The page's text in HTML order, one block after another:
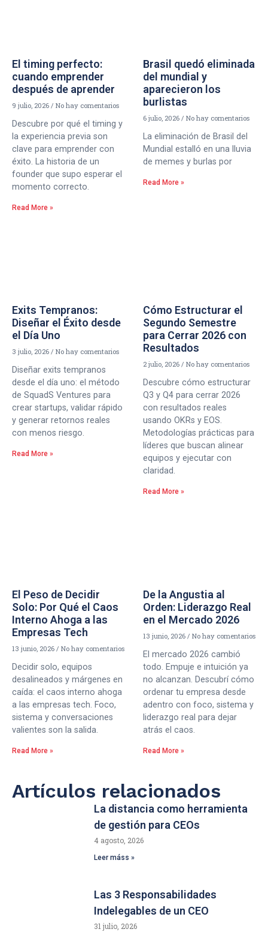
El timing perfecto:
cuando emprender
después de aprender
9 julio, 2026 No hay comentarios
Descubre por qué el timing y
la experiencia previa son
clave para emprender con
éxito. La historia de un
founder que supo esperar el
momento correcto.
Read More »
Brasil quedó eliminada
del mundial y
aparecieron los
burlistas
6 julio, 2026 No hay comentarios
La eliminación de Brasil del
Mundial estalló en una lluvia
de memes y burlas por
Read More »
Exits Tempranos:
Diseñar el Éxito desde
el Día Uno
3 julio, 2026 No hay comentarios
Diseñar exits tempranos
desde el día uno: el método
de SquadS Ventures para
crear startups, validar rápido
y generar retornos reales
con menos riesgo.
Read More »
Cómo Estructurar el
Segundo Semestre
para Cerrar 2026 con
Resultados
2 julio, 2026 No hay comentarios
Descubre cómo estructurar
Q3 y Q4 para cerrar 2026
con resultados reales
usando OKRs y EOS.
Metodologías prácticas para
líderes que buscan alinear
equipos y ejecutar con
claridad.
Read More »
El Peso de Decidir
Solo: Por Qué el Caos
Interno Ahoga a las
Empresas Tech
13 junio, 2026 No hay comentarios
Decidir solo, equipos
desalineados y márgenes en
caída: el caos interno ahoga
a las empresas tech. Foco,
sistema y conversaciones
valientes son la salida.
Read More »
De la Angustia al
Orden: Liderazgo Real
en el Mercado 2026
13 junio, 2026 No hay comentarios
El mercado 2026 cambió
todo. Empuje e intuición ya
no alcanzan. Descubrí cómo
ordenar tu empresa desde
adentro con foco, sistema y
liderazgo real para dejar
atrás el caos.
Read More »
Artículos relacionados
La distancia como herramienta
de gestión para CEOs
4 agosto, 2026
Leer máss »
Las 3 Responsabilidades
Indelegables de un CEO
31 julio, 2026